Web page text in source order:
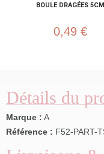
BOULE DRAGÉES 5CM
0,49 €
Détails du
Marque : A
Référence : F52-PART-